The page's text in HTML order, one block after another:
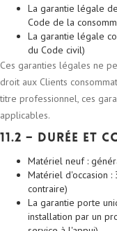
La garantie légale
Code de la
La garantie légale
du Code civil)
Ces garanties légales ne
droit aux Clients
titre professionnel, ces
applicables.
11.2 – Durée et
Matériel neuf :
Matériel d'occasion
contraire)
La garantie porte
installation par un